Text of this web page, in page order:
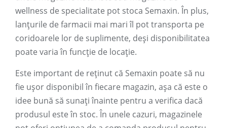
wellness de specialitate pot stoca Semaxin. În plus,
lanțurile de farmacii mai mari îl pot transporta pe
coridoarele lor de suplimente, deși disponibilitatea
poate varia în funcție de locație.
Este important de reținut că Semaxin poate să nu
fie ușor disponibil în fiecare magazin, așa că este o
idee bună să sunați înainte pentru a verifica dacă
produsul este în stoc. În unele cazuri, magazinele